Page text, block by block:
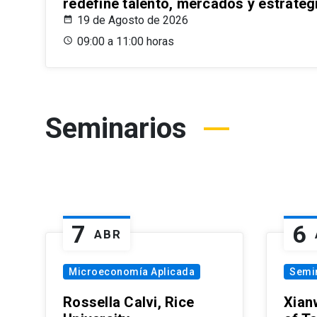
redefine talento, mercados y
19 de Agosto de 2026
09:00 a 11:00 horas
Seminarios
7 ABR
Microeconomía Aplicada
Rossella Calvi, Rice
6